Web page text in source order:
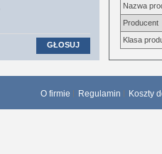
Nazwa
Producent
Klasa
GŁOSUJ
O firmie Regulamin Koszty